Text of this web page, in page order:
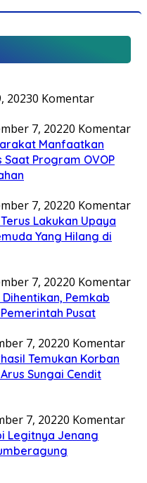
20230 Komentar
7, 20220 Komentar
Manfaatkan
Saat Program OVOP
7, 20220 Komentar
Lakukan Upaya
Yang Hilang di
7, 20220 Komentar
Pemkab
Pusat
7, 20220 Komentar
Temukan Korban
Sungai Cendit
7, 20220 Komentar
Legitnya Jenang